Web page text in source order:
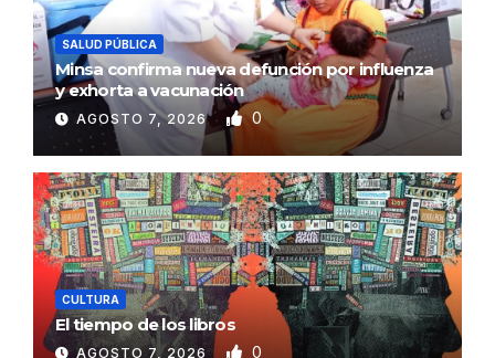
SALUD PÚBLICA
Minsa confirma nueva defunción por influenza
y exhorta a vacunación
AGOSTO 7, 2026 0
CULTURA
El tiempo de los libros
AGOSTO 7, 2026 0